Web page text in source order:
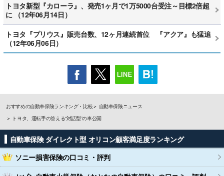
トヨタ新型『カローラ』、発売1ヶ月で1万5000台受注～目標2倍超
に （12年06月14日）
トヨタ『プリウス』販売台数、12ヶ月連続首位 『アクア』も猛追
（12年06月06日）
おすすめの自動車保険ランキング・比較
自動車保険ニュース
トヨタ、運転手の答える“対話型”の車公開
自動車保険 ダイレクト型 オリコン顧客満足度ランキング
ソニー損害保険の口コミ・評判